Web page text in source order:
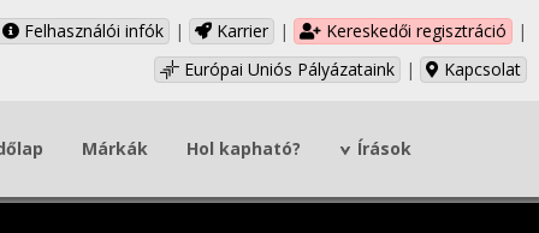
Felhasználói infók | Karrier | Kereskedői regisztráció
|
Európai Uniós Pályázataink
| Kapcsolat
Márkák Hol kapható? Írások